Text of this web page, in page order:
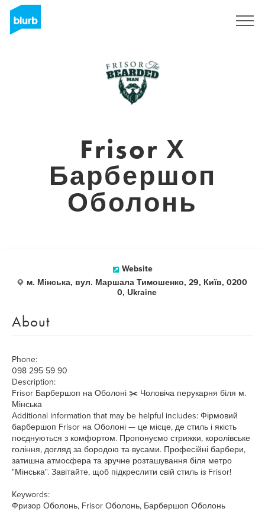
Frisor Х
Барбершоп
Оболонь
Website
м. Мінська, вул. Маршала Тимошенко, 29, Київ, 0200
0, Ukraine
About
Phone:
098 295 59 90
Description:
Frisor Барбершоп на Оболоні ✂️ Чоловіча перукарня біля м.
Мінська
Additional information that may be helpful includes: Фірмовий
барбершоп Frisor на Оболоні — це місце, де стиль і якість
поєднуються з комфортом. Пропонуємо стрижки, королівське
гоління, догляд за бородою та вусами. Професійні барбери,
затишна атмосфера та зручне розташування біля метро
"Мінська". Завітайте, щоб підкреслити свій стиль із Frisor!
Keywords:
Фризор Оболонь, Frisor Оболонь, Барбершоп Оболонь